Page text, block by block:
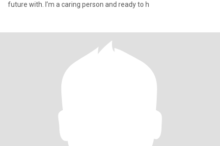
future with. I’m a caring person and ready to h